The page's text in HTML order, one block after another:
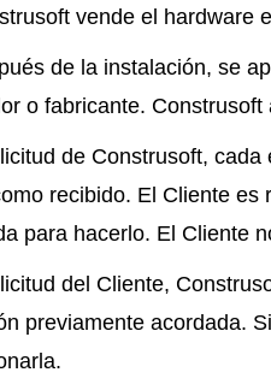
vende el hardware
de la instalación, se
o fabricante.
de Construsoft,
recibido. El Cliente
para hacerlo. El Cliente
del Cliente,
previamente acordada.